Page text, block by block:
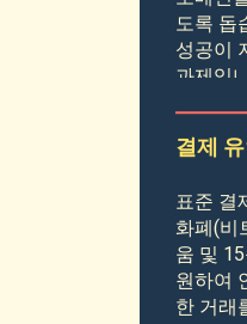
도록 돕
성공이
과제입
결제
표준 결
화폐(비
움 및
원하여
한 거래